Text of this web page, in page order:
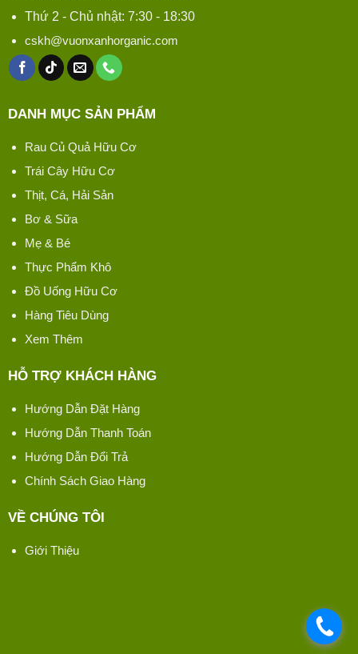
Thứ 2 - Chủ nhật: 7:30 - 18:30
cskh@vuonxanhorganic.com
DANH MỤC SẢN PHẨM
Rau Củ Quả Hữu Cơ
Trái Cây Hữu Cơ
Thịt, Cá, Hải Sản
Bơ & Sữa
Mẹ & Bé
Thực Phẩm Khô
Đồ Uống Hữu Cơ
Hàng Tiêu Dùng
Xem Thêm
HỖ TRỢ KHÁCH HÀNG
Hướng Dẫn Đặt Hàng
Hướng Dẫn Thanh Toán
Hướng Dẫn Đổi Trả
Chính Sách Giao Hàng
VỀ CHÚNG TÔI
Giới Thiệu
.